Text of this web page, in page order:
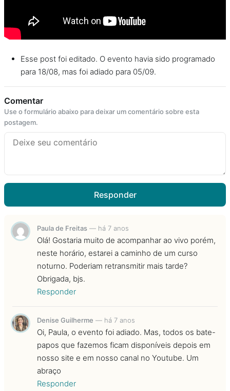
Esse post foi editado. O evento havia sido programado
para 18/08, mas foi adiado para 05/09.
Comentar
Use o formulário abaixo para deixar um comentário sobre esta
postagem.
Responder
Paula de Freitas — há 7 anos
Olá! Gostaria muito de acompanhar ao vivo porém,
neste horário, estarei a caminho de um curso
noturno. Poderiam retransmitir mais tarde?
Obrigada, bjs.
Responder
Denise Guilherme — há 7 anos
Oi, Paula, o evento foi adiado. Mas, todos os bate-
papos que fazemos ficam disponíveis depois em
nosso site e em nosso canal no Youtube. Um
abraço
Responder